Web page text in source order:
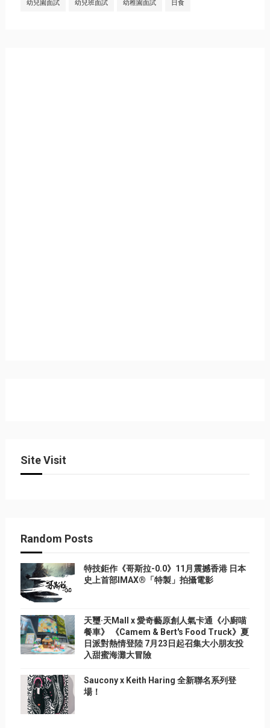
幼兒園面試 幼兒班面試 幼稚園面試 日食
Site Visit
Random Posts
特技鉅作《哥斯拉-0.0》11月震撼香港 日本
史上首部IMAX®「特製」拍攝電影
天璽·天Mall x 愛奇藝原創人氣卡通《小廚喵
餐車》 《Camem & Bert's Food Truck》夏
日派對熱情登陸 7月23日起召集大小朋友投
入甜蜜海灘大冒險
Saucony x Keith Haring 全新聯名系列登
場！